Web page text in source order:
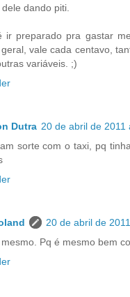
dando piti.
ir preparado pra gastar
vale cada centavo,
variáveis. ;)
Dutra 20 de abril de 2011
sorte com o taxi, pq
20 de abril de
Pq é mesmo bem